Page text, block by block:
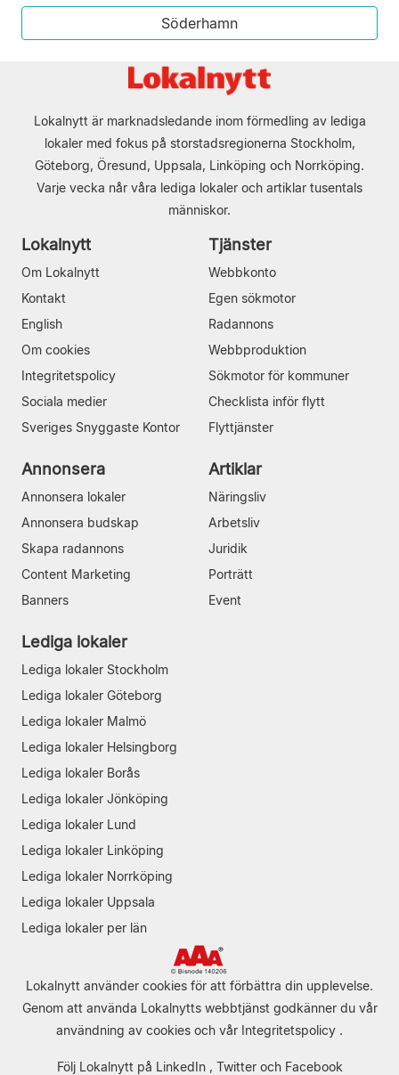
Söderhamn
Lokalnytt är marknadsledande inom förmedling av lediga
lokaler med fokus på storstadsregionerna Stockholm,
Göteborg, Öresund, Uppsala, Linköping och Norrköping.
Varje vecka når våra lediga lokaler och artiklar tusentals
människor.
Lokalnytt
Om Lokalnytt
Kontakt
English
Om cookies
Integritetspolicy
Sociala medier
Sveriges Snyggaste Kontor
Tjänster
Webbkonto
Egen sökmotor
Radannons
Webbproduktion
Sökmotor för kommuner
Checklista inför flytt
Flyttjänster
Annonsera
Annonsera lokaler
Annonsera budskap
Skapa radannons
Content Marketing
Banners
Artiklar
Näringsliv
Arbetsliv
Juridik
Porträtt
Event
Lediga lokaler
Lediga lokaler Stockholm
Lediga lokaler Göteborg
Lediga lokaler Malmö
Lediga lokaler Helsingborg
Lediga lokaler Borås
Lediga lokaler Jönköping
Lediga lokaler Lund
Lediga lokaler Linköping
Lediga lokaler Norrköping
Lediga lokaler Uppsala
Lediga lokaler per län
Lokalnytt använder cookies för att förbättra din upplevelse.
Genom att använda Lokalnytts webbtjänst godkänner du vår
användning av cookies och vår Integritetspolicy .
Följ Lokalnytt på LinkedIn, Twitteroch Facebook